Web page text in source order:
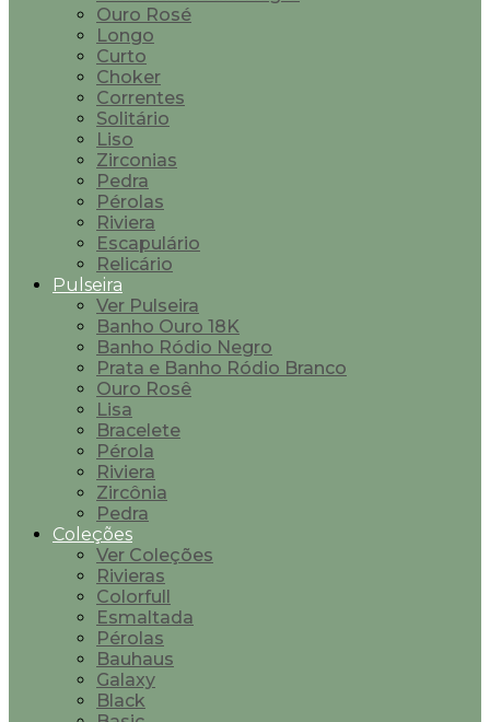
Ouro Rosé
Longo
Curto
Choker
Correntes
Solitário
Liso
Zirconias
Pedra
Pérolas
Riviera
Escapulário
Relicário
Pulseira
Ver Pulseira
Banho Ouro 18K
Banho Ródio Negro
Prata e Banho Ródio Branco
Ouro Rosê
Lisa
Bracelete
Pérola
Riviera
Zircônia
Pedra
Coleções
Ver Coleções
Rivieras
Colorfull
Esmaltada
Pérolas
Bauhaus
Galaxy
Black